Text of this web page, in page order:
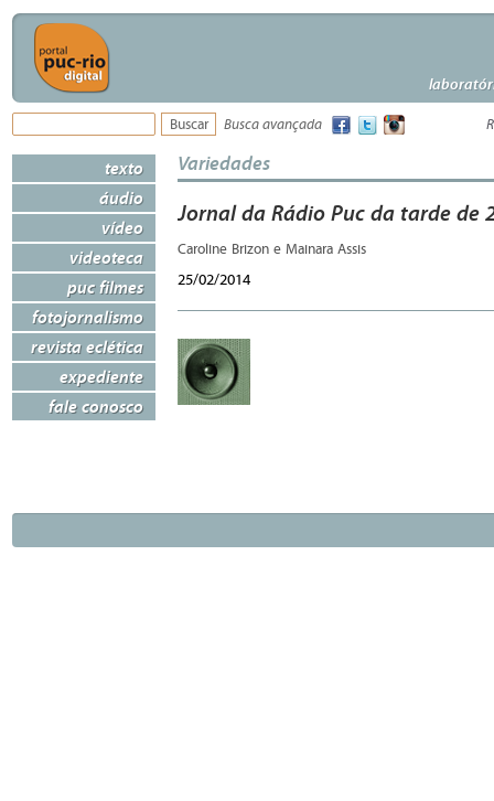
Busca avançada
texto
áudio
vídeo
videoteca
puc filmes
fotojornalismo
revista eclética
expediente
fale conosco
Variedades
Jornal da Rádio Puc da tarde de
Caroline Brizon e Mainara Assis
25/02/2014